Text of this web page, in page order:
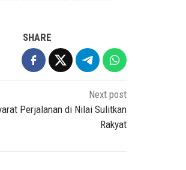
SHARE
Next post
Perjalanan di Nilai Sulitkan
Rakyat